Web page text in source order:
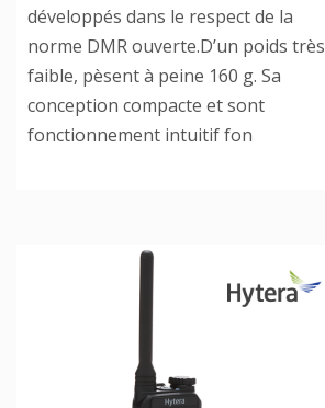
développés dans le respect de la
norme DMR ouverte.D’un poids très
faible, pèsent à peine 160 g. Sa
conception compacte et sont
fonctionnement intuitif fon